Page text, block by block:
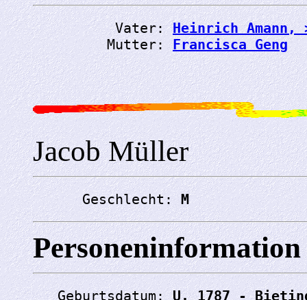
          Vater:
Heinrich Amann,
         Mutter:
Francisca Geng
Jacob Müller
      Geschlecht:
M
Personeninformation
   Geburtsdatum:
U. 1787 -